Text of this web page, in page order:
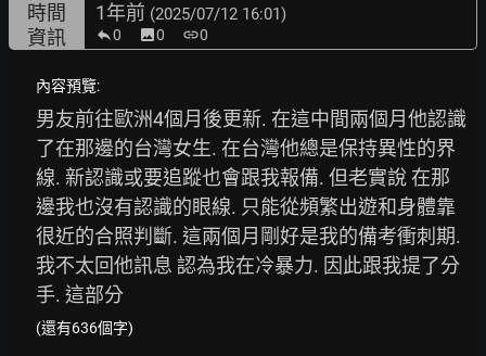
時間 1年前 (2025/07/12 16:01)
資訊 0 image0 link0
內容預覽:
男友前往歐洲4個月後更新. 在這中間兩個月他認識
了在那邊的台灣女生. 在台灣他總是保持異性的界
線. 新認識或要追蹤也會跟我報備. 但老實說 在那
邊我也沒有認識的眼線. 只能從頻繁出遊和身體靠
很近的合照判斷. 這兩個月剛好是我的備考衝刺期.
我不太回他訊息 認為我在冷暴力. 因此跟我提了分
手. 這部分
(還有636個字)